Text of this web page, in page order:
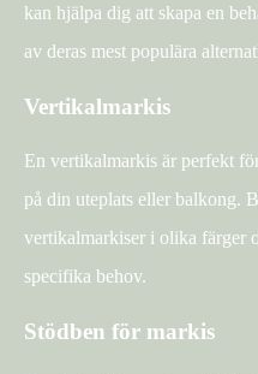
kan hjälpa dig att skapa en
av deras mest populära
Vertikalmarkis
En vertikalmarkis är perfekt
på din uteplats eller balkong.
vertikalmarkiser i olika färger
specifika behov.
Stödben för markis